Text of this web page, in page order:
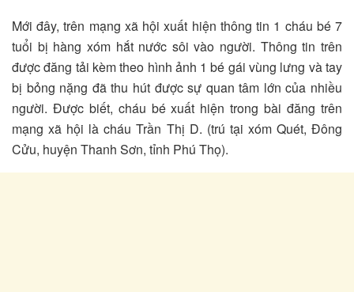
Mới đây, trên mạng xã hội xuất hiện thông tin 1 cháu bé 7
tuổi bị hàng xóm hắt nước sôi vào người. Thông tin trên
được đăng tải kèm theo hình ảnh 1 bé gái vùng lưng và tay
bị bỏng nặng đã thu hút được sự quan tâm lớn của nhiều
người. Được biết, cháu bé xuất hiện trong bài đăng trên
mạng xã hội là cháu Trần Thị D. (trú tại xóm Quét, Đông
Cửu, huyện Thanh Sơn, tỉnh Phú Thọ).